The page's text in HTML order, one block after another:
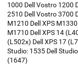
1000 Dell Vostro 1200
2510 Dell Vostro 3700
M1210 Dell XPS
M1710 Dell XPS 14
(L502x) Dell XPS 17
Studio: 1535 Dell
(1647)